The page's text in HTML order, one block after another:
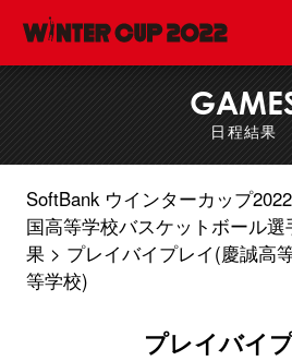
日程結果
SoftBank ウインターカップ
国高等学校バスケットボール選
果
プレイバイプレイ(慶誠高
等学校)
プレイバイ